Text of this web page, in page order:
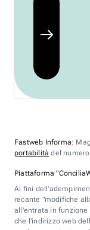
Fastweb Informa:
portabilità del
Piattaforma
Ai fini
recante "modifiche
all'entrata in funzione
che l'indirizzo web